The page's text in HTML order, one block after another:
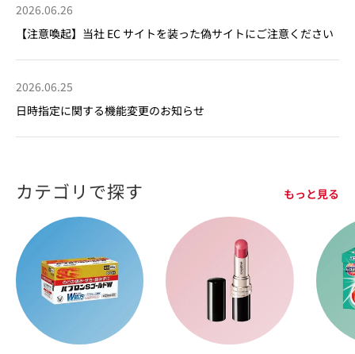
2026.06.26
【注意喚起】当社 EC サイトを装った偽サイトにご注意ください
2026.06.25
日時指定に関する機能変更のお知らせ
カテゴリで探す もっと見る